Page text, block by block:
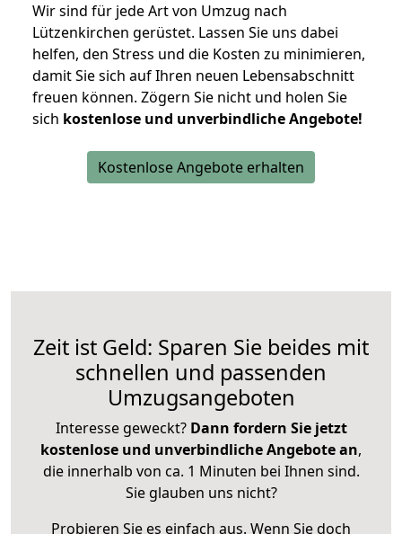
Wir sind für jede Art von Umzug nach
Lützenkirchen gerüstet. Lassen Sie uns dabei
helfen, den Stress und die Kosten zu minimieren,
damit Sie sich auf Ihren neuen Lebensabschnitt
freuen können. Zögern Sie nicht und holen Sie
sich kostenlose und unverbindliche Angebote!
Kostenlose Angebote erhalten
Zeit ist Geld: Sparen Sie beides mit
schnellen und passenden
Umzugsangeboten
Interesse geweckt? Dann fordern Sie jetzt
kostenlose und unverbindliche Angebote an,
die innerhalb von ca. 1 Minuten bei Ihnen sind.
Sie glauben uns nicht?
Probieren Sie es einfach aus. Wenn Sie doch